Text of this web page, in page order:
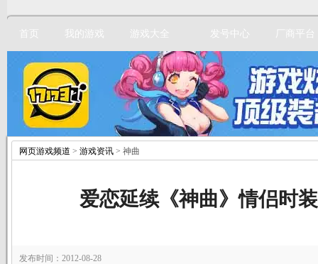
首页 我的游戏 游戏大全 发号中心 厂商平台
网页游戏频道 > 游戏资讯 > 神曲
爱恋延续《神曲》情侣时
发布时间：2012-08-28
立即注册